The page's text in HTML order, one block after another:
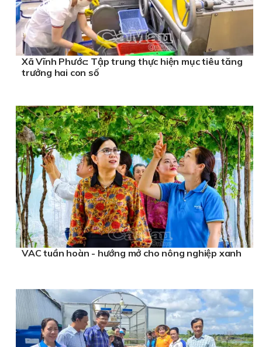
Xã Vĩnh Phước: Tập trung thực hiện mục tiêu tăng
trưởng hai con số
VAC tuần hoàn - hướng mở cho nông nghiệp xanh